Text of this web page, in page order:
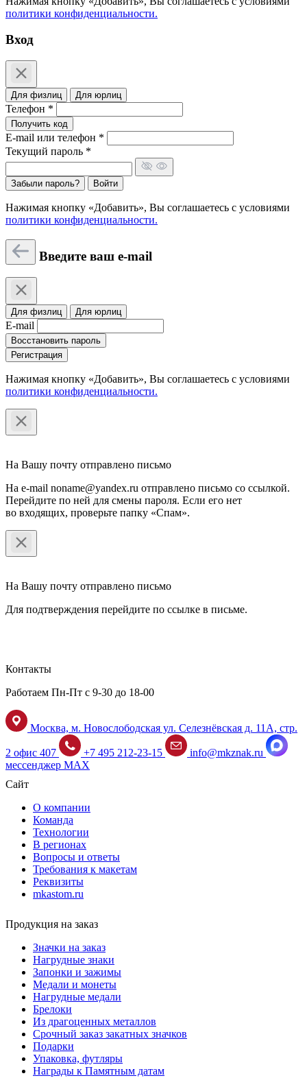
политики конфиденциальности.
Вход
Для физлиц Для юрлиц
Телефон *
Получить код
E-mail или телефон *
Текущий пароль *
Забыли пароль? Войти
Нажимая кнопку «Добавить», Вы соглашаетесь c условиями
политики конфиденциальности.
Введите ваш e-mail
Для физлиц Для юрлиц
E-mail
Восстановить пароль
Регистрация
Нажимая кнопку «Добавить», Вы соглашаетесь c условиями
политики конфиденциальности.
На Вашу почту отправлено письмо
На e-mail noname@yandex.ru отправлено письмо со ссылкой.
Перейдите по ней для смены пароля. Если его нет
во входящих, проверьте папку «Спам».
На Вашу почту отправлено письмо
Для подтверждения перейдите по ссылке в письме.
Контакты
Работаем Пн-Пт с 9-30 до 18-00
Москва, м. Новослободская ул. Селезнёвская д. 11А, стр.
2 офис 407 +7 495 212-23-15
info@mkznak.ru
мессенджер MAX
Сайт
О компании
Команда
Технологии
В регионах
Вопросы и ответы
Требования к макетам
Реквизиты
mkastom.ru
Продукция на заказ
Значки на заказ
Нагрудные знаки
Запонки и зажимы
Медали и монеты
Нагрудные медали
Брелоки
Из драгоценных металлов
Срочный заказ закатных значков
Подарки
Упаковка, футляры
Награды к Памятным датам